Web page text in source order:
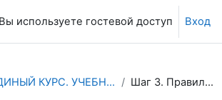
содержанию
Вы используете гостевой доступ Вход
1000.902. Курс. ЕДИНЫЙ КУРС. УЧЕБНЫЕ ПЛАНЫ. Планы ... Шаг 3. Правила в Работе.